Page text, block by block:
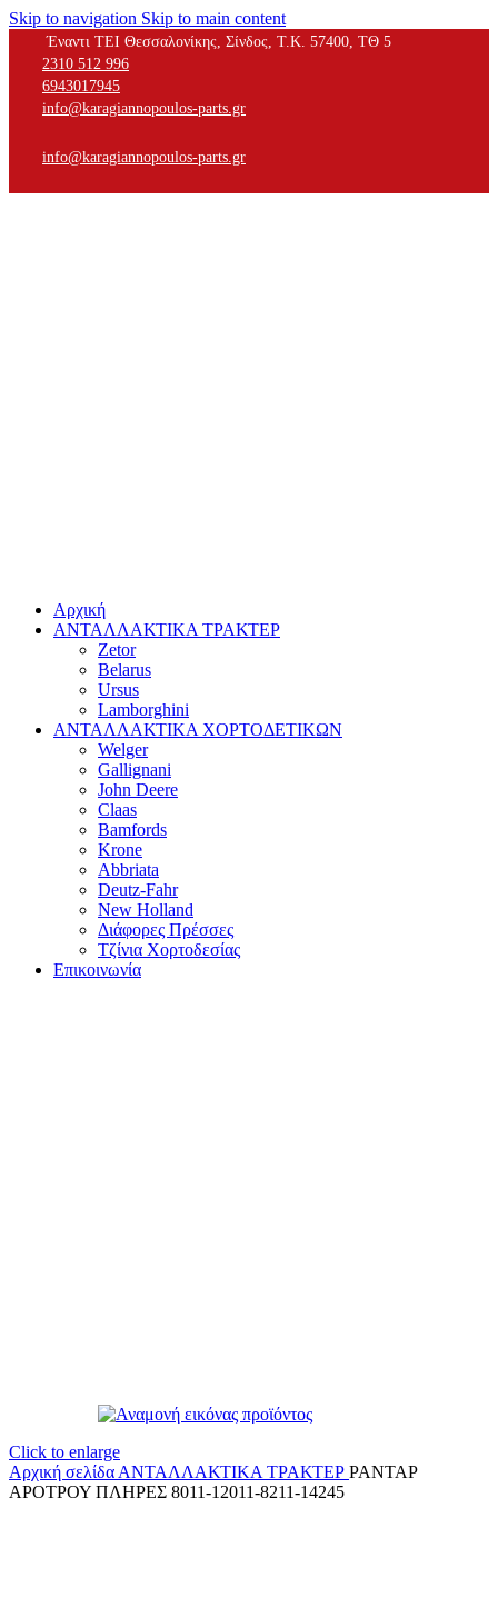
Skip to navigation Skip to main content
Έναντι ΤΕΙ Θεσσαλονίκης, Σίνδος, Τ.Κ. 57400, ΤΘ 5
2310 512 996
6943017945
info@karagiannopoulos-parts.gr
info@karagiannopoulos-parts.gr
Αρχική
ΑΝΤΑΛΛΑΚΤΙΚΑ ΤΡΑΚΤΕΡ
Zetor
Belarus
Ursus
Lamborghini
ΑΝΤΑΛΛΑΚΤΙΚΑ ΧΟΡΤΟΔΕΤΙΚΩΝ
Welger
Gallignani
John Deere
Claas
Bamfords
Krone
Abbriata
Deutz-Fahr
New Holland
Διάφορες Πρέσσες
Τζίνια Χορτοδεσίας
Επικοινωνία
Click to enlarge
Αρχική σελίδα ΑΝΤΑΛΛΑΚΤΙΚΑ ΤΡΑΚΤΕΡ ΡΑΝΤΑΡ
ΑΡΟΤΡΟΥ ΠΛΗΡΕΣ 8011-12011-8211-14245